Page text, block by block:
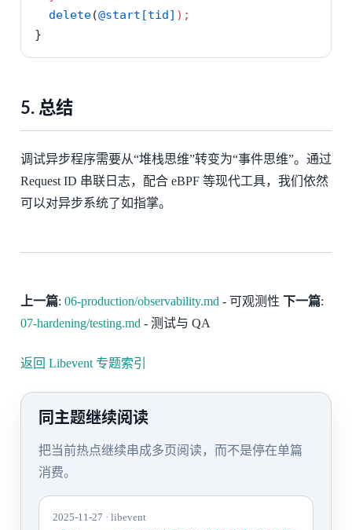
delete(@start[tid] );
}
5. 总结
调试异步程序需要从“堆栈思维”转变为“事件思维”。通过
Request ID 串联日志，配合 eBPF 等现代工具，我们依然
可以对异步系统了如指掌。
上一篇: 06-production/observability.md - 可观测性 下一篇:
07-hardening/testing.md - 测试与 QA
返回 Libevent 专题索引
同主题继续阅读
把当前热点继续串成多页阅读，而不是停在单篇
消费。
2025-11-27 · libevent